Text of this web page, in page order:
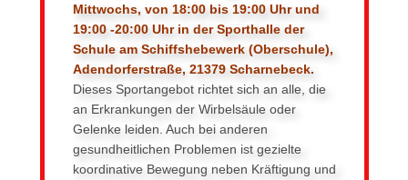
Mittwochs, von 18:00 bis 19:00 Uhr und
19:00 -20:00 Uhr in der Sporthalle der
Schule am Schiffshebewerk (Oberschule),
Adendorferstraße, 21379 Scharnebeck.
Dieses Sportangebot richtet sich an alle, die
an Erkrankungen der Wirbelsäule oder
Gelenke leiden. Auch bei anderen
gesundheitlichen Problemen ist gezielte
koordinative Bewegung neben Kräftigung und